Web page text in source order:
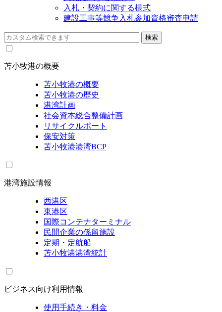
入札・契約に関する様式
建設工事等競争入札参加資格審査申請
苫小牧港の概要
苫小牧港の概要
苫小牧港の歴史
港湾計画
社会資本総合整備計画
リサイクルポート
保安対策
苫小牧港港湾BCP
港湾施設情報
西港区
東港区
国際コンテナターミナル
民間企業の係留施設
定期・定航船
苫小牧港港湾統計
ビジネス向け利用情報
使用手続き・料金